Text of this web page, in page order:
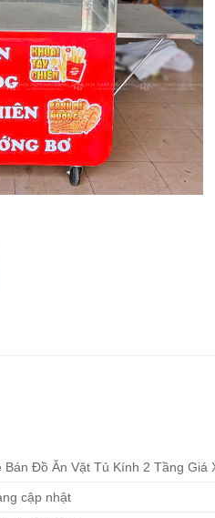
Bán Đồ Ăn Vặt Tủ Kính 2 Tầng Giá
cập nhật